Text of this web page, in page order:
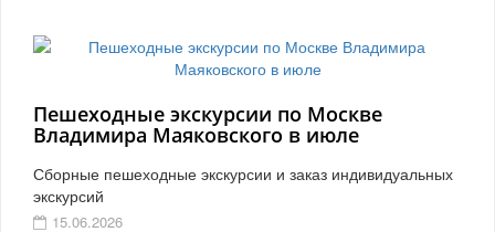
Пешеходные экскурсии по Москве
Владимира Маяковского в июле
Сборные пешеходные экскурсии и заказ индивидуальных
экскурсий
15.06.2026